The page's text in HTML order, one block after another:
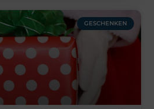
GESCHENKEN